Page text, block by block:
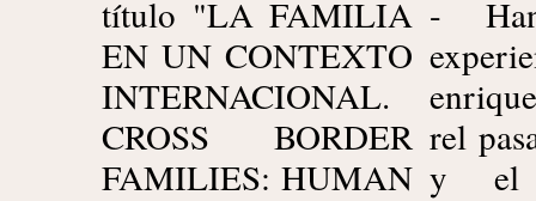
título "LA FAMILIA
EN UN CONTEXTO
INTERNACIONAL.
CROSS BORDER
FAMILIES: HUMAN
-
rel
y el